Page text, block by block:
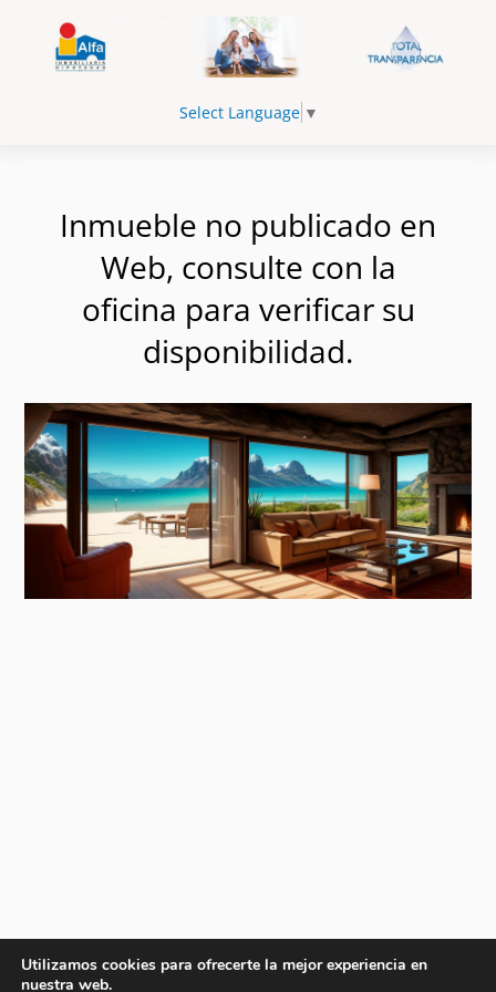
Select Language ▼
Inmueble no publicado en
Web, consulte con la
oficina para verificar su
disponibilidad.
Utilizamos cookies para ofrecerte la mejor experiencia en
nuestra web.